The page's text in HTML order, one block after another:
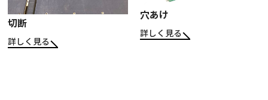
切断
詳しく見る
穴あけ
詳しく見る